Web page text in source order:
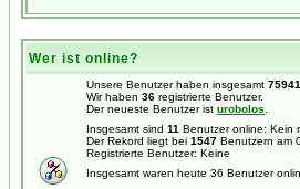
Wer ist online?
Unsere Benutzer haben insgesamt 75941
Wir haben 36 registrierte Benutzer.
Der neueste Benutzer ist urobolos
Insgesamt sind 11 Benutzer online: Kein
Der Rekord liegt bei 1547 Benutzern am
Registrierte Benutzer: Keine
Insgesamt waren heute 36 Benutzer